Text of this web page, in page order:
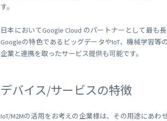
す。
日本においてGoogle Cloud のパートナーとして最も
Googleの特色であるビッグデータやIoT、機械学習
企業と連携を取ったサービス提供も可能です。
デバイス/サービスの特徴
IoT/M2Mの活用をお考えの企業様は、その用途にあ